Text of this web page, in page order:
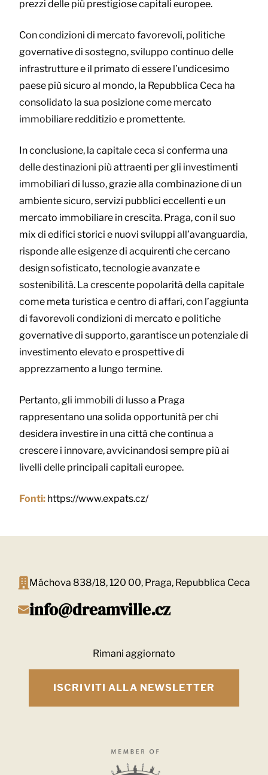
prezzi delle più prestigiose capitali europee.
Con condizioni di mercato favorevoli, politiche
governative di sostegno, sviluppo continuo delle
infrastrutture e il primato di essere l’undicesimo
paese più sicuro al mondo, la Repubblica Ceca ha
consolidato la sua posizione come mercato
immobiliare redditizio e promettente.
In conclusione, la capitale ceca si conferma una
delle destinazioni più attraenti per gli investimenti
immobiliari di lusso, grazie alla combinazione di un
ambiente sicuro, servizi pubblici eccellenti e un
mercato immobiliare in crescita. Praga, con il suo
mix di edifici storici e nuovi sviluppi all’avanguardia,
risponde alle esigenze di acquirenti che cercano
design sofisticato, tecnologie avanzate e
sostenibilità. La crescente popolarità della capitale
come meta turistica e centro di affari, con l’aggiunta
di favorevoli condizioni di mercato e politiche
governative di supporto, garantisce un potenziale di
investimento elevato e prospettive di
apprezzamento a lungo termine.
Pertanto, gli immobili di lusso a Praga
rappresentano una solida opportunità per chi
desidera investire in una città che continua a
crescere i innovare, avvicinandosi sempre più ai
livelli delle principali capitali europee.
Fonti: https://www.expats.cz/
Máchova 838/18, 120 00, Praga, Repubblica Ceca
info@dreamville.cz
Rimani aggiornato
ISCRIVITI ALLA NEWSLETTER